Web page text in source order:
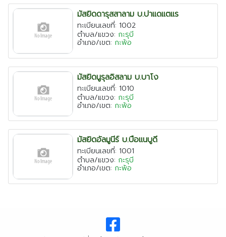
สุราษฎร์ธานี
เชียงใหม่
ระยอง
เพชรบุรี
ตาก
พระนครศรีอยุธยา
มัสยิดดารุสสาลาม บ.ปาเเดเเตเเร
ทะเบียนเลขที่: 1002
ตำบล/แขวง: กะรุบี
อำเภอ/เขต: กะพ้อ
มัสยิดนูรุลอิสลาม บ.บาโง
ทะเบียนเลขที่: 1010
ตำบล/แขวง: กะรุบี
อำเภอ/เขต: กะพ้อ
มัสยิดอัลมูนีร์ บ.บือเเนบูดี
ทะเบียนเลขที่: 1001
ตำบล/แขวง: กะรุบี
อำเภอ/เขต: กะพ้อ